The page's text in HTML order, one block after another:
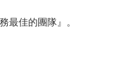
最佳的團隊』。